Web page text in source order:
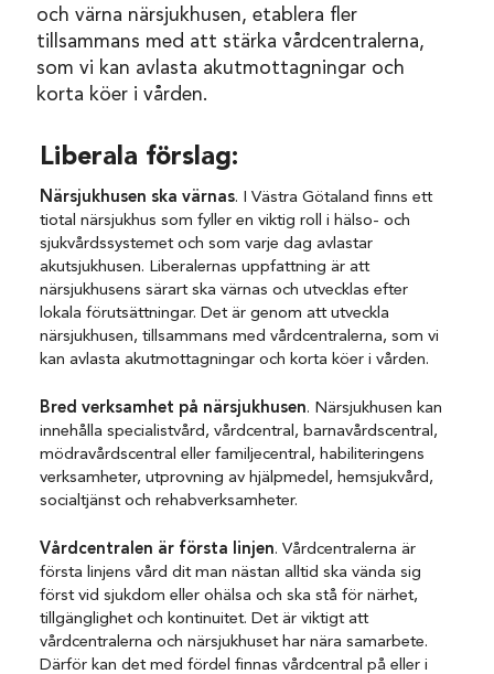
och värna närsjukhusen, etablera fler
tillsammans med att stärka vårdcentralerna,
som vi kan avlasta akutmottagningar och
korta köer i vården.
Liberala förslag:
Närsjukhusen ska värnas. I Västra Götaland finns ett
tiotal närsjukhus som fyller en viktig roll i hälso- och
sjukvårdssystemet och som varje dag avlastar
akutsjukhusen. Liberalernas uppfattning är att
närsjukhusens särart ska värnas och utvecklas efter
lokala förutsättningar. Det är genom att utveckla
närsjukhusen, tillsammans med vårdcentralerna, som vi
kan avlasta akutmottagningar och korta köer i vården.
Bred verksamhet på närsjukhusen. Närsjukhusen kan
innehålla specialistvård, vårdcentral, barnavårdscentral,
mödravårdscentral eller familjecentral, habiliteringens
verksamheter, utprovning av hjälpmedel, hemsjukvård,
socialtjänst och rehabverksamheter.
Vårdcentralen är första linjen. Vårdcentralerna är
första linjens vård dit man nästan alltid ska vända sig
först vid sjukdom eller ohälsa och ska stå för närhet,
tillgänglighet och kontinuitet. Det är viktigt att
vårdcentralerna och närsjukhuset har nära samarbete.
Därför kan det med fördel finnas vårdcentral på eller i